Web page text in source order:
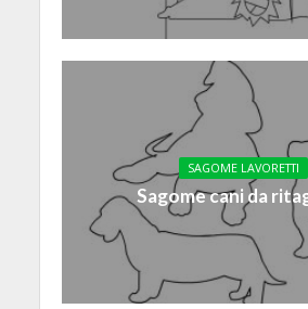
SAGOME LAVORETTI
Sagome cani da